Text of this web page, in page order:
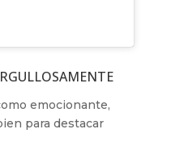
emocionante,
para destacar